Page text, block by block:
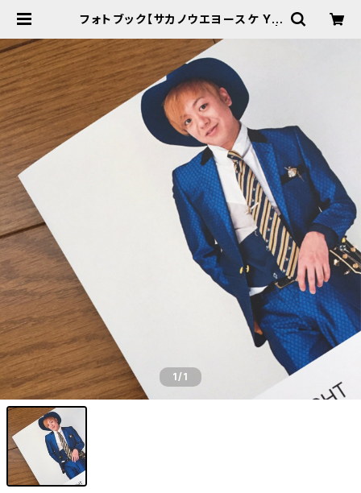
フォトブック【サカノウエヨースケ YO
YKFACTORY WEB SHOP
1/1